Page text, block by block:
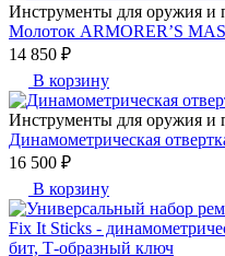
Инструменты для оружия и
Молоток ARMORER’S
14 850 ₽
В корзину
Инструменты для оружия и
Динамометрическая
16 500 ₽
В корзину